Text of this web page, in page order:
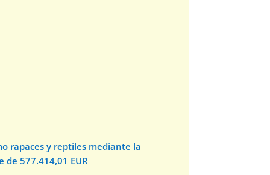
rapaces y reptiles mediante la
577.414,01 EUR